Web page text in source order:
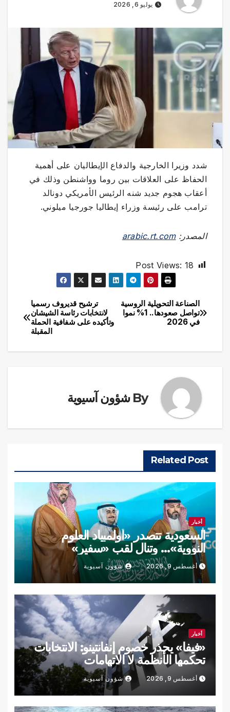
يوليو 6, 2026
شدد وزيرا الخارجية والدفاع الإيطاليان على أهمية
الحفاظ على العلاقات بين روما وواشنطن وذلك في
أعقاب هجوم جديد شنه الرئيس الأمريكي دونالد
ترامب على رئيسة وزراء إيطاليا جورجيا ميلوني.
المصدر:arabic.rt.com
Post Views: 18
تصفّح
المقالات
ترشيح قديروف رسميا
لانتخابات رئاسة الشيشان
وتأكيده على شفافية الحملة
المقبلة
الصناعة التحويلية الروسية
تواصل صعودها.. 1% نموا
في 2026
By شؤون آسيوية
Related Post
أخبار
السعودية تتصدر «أولمبياد العلوم
النووية»… وتنال لقب «سفير»
أغسطس 9, 2026 شؤون آسيوية
أخبار
«فيفا» يحذر خصوم إنفانتينو: الانتخابات
تحكمها الأنظمة لا الاتهامات
أغسطس 9, 2026 شؤون آسيوية